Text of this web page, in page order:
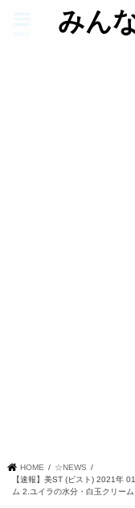
みん
HOME
☆NEWS
【速報】美ST (ビスト) 2021年
ム 2.ユイラの水分・白玉クリーム